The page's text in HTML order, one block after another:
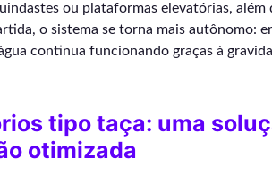
ou plataformas elevatórias,
o sistema se torna mais autônomo:
continua funcionando graças à
tipo taça: uma
otimizada